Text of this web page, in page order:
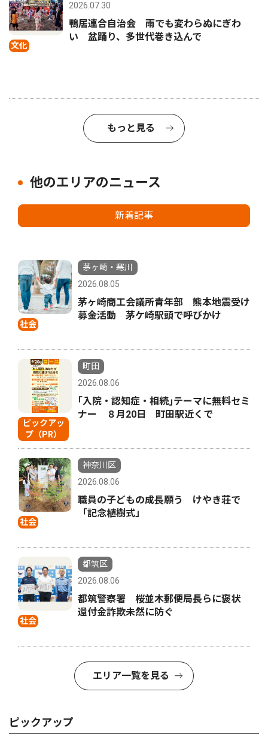
文化
2026.07.30
鴨居連合自治会 雨でも変わらぬにぎわ
い 盆踊り、多世代巻き込んで
もっと見る
他のエリアのニュース
新着記事
社会
茅ヶ崎・寒川
2026.08.05
茅ヶ崎商工会議所青年部 熊本地震受け
募金活動 茅ケ崎駅頭で呼びかけ
ピックアッ
プ（PR）
町田
2026.08.06
｢入院・認知症・相続｣テーマに無料セミ
ナー ８月20日 町田駅近くで
社会
神奈川区
2026.08.06
職員の子どもの成長願う けやき荘で
「記念植樹式」
社会
都筑区
2026.08.06
都筑警察署 桜並木郵便局長らに褒状
還付金詐欺未然に防ぐ
エリア一覧を見る
ピックアップ